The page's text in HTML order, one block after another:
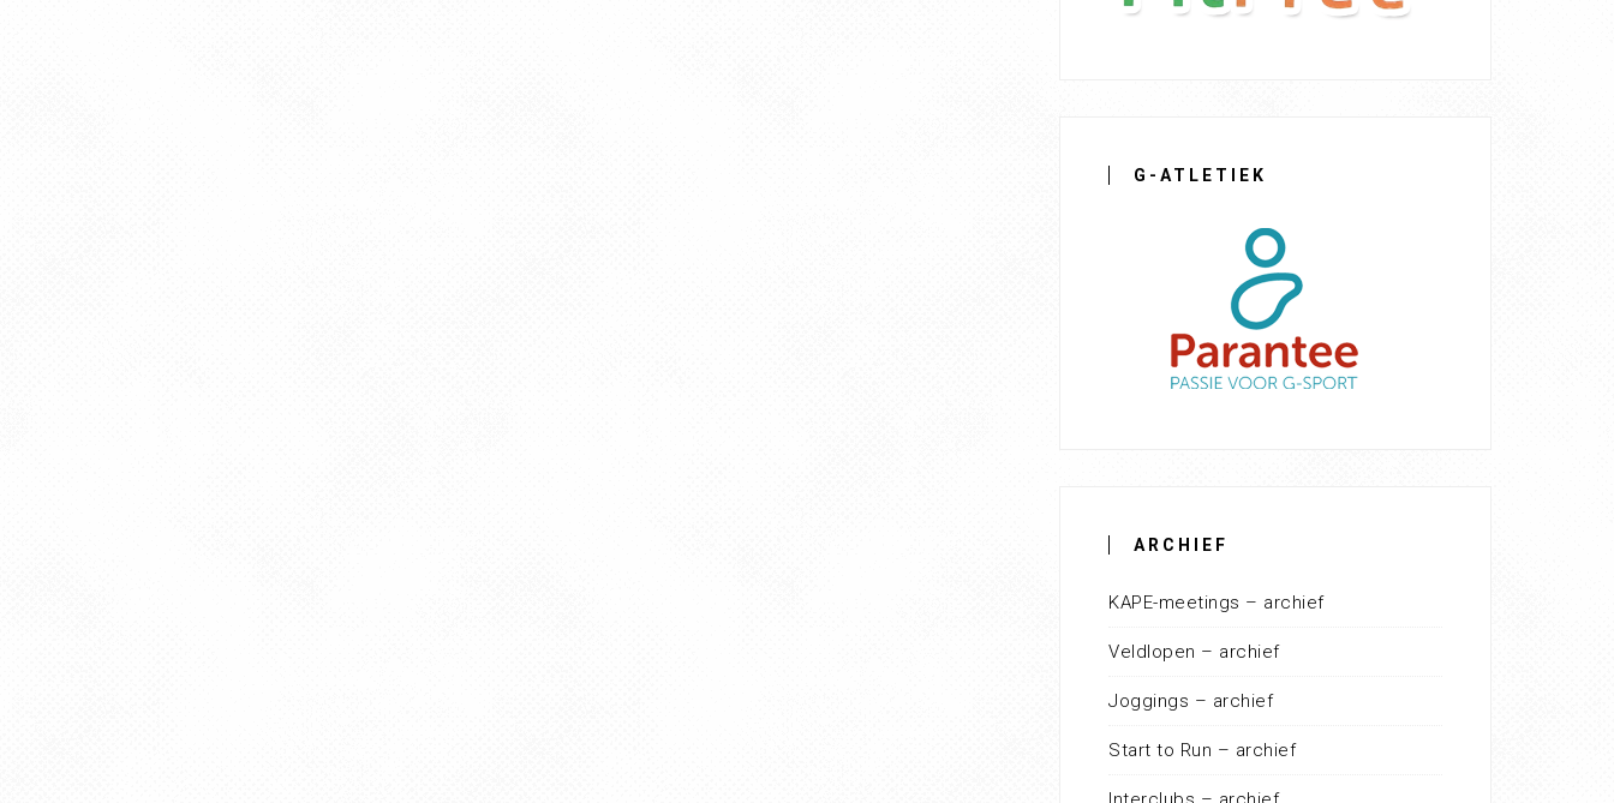
G-ATLETIEK
ARCHIEF
KAPE-meetings – archief
Veldlopen – archief
Joggings – archief
Start to Run – archief